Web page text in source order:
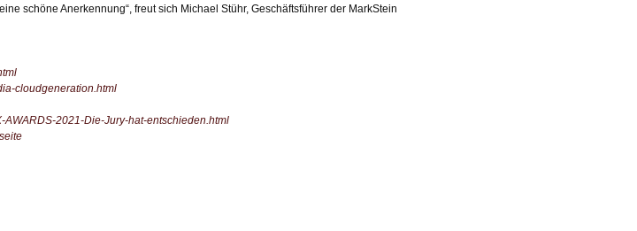
schöne Anerkennung“, freut sich Michael Stühr, Geschäftsführer der MarkStein
cloudgeneration.html
AWARDS-2021-Die-Jury-hat-entschieden.html